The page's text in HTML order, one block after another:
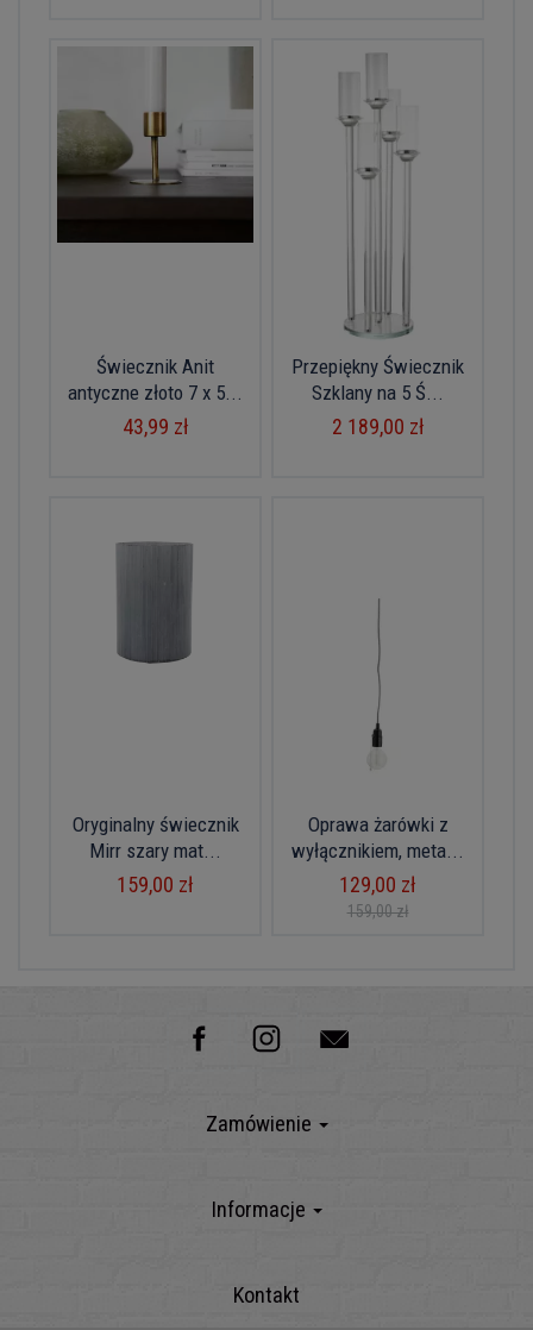
Świecznik Anit
antyczne złoto 7 x 5...
43,99 zł
Przepiękny Świecznik
Szklany na 5 Ś...
2 189,00 zł
Oryginalny świecznik
Mirr szary mat...
159,00 zł
Oprawa żarówki z
wyłącznikiem, meta...
129,00 zł
159,00 zł
Zamówienie
Informacje
Kontakt